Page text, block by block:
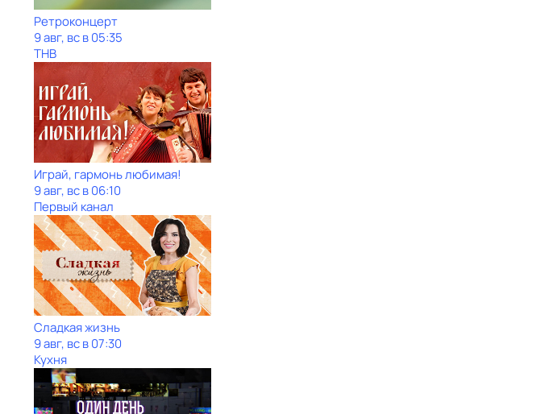
Ретроконцерт
9 авг, вс в 05:35
ТНВ
Играй, гармонь любимая!
9 авг, вс в 06:10
Первый канал
Сладкая жизнь
9 авг, вс в 07:30
Кухня